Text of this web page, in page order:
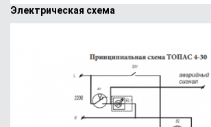
Электрическая схема